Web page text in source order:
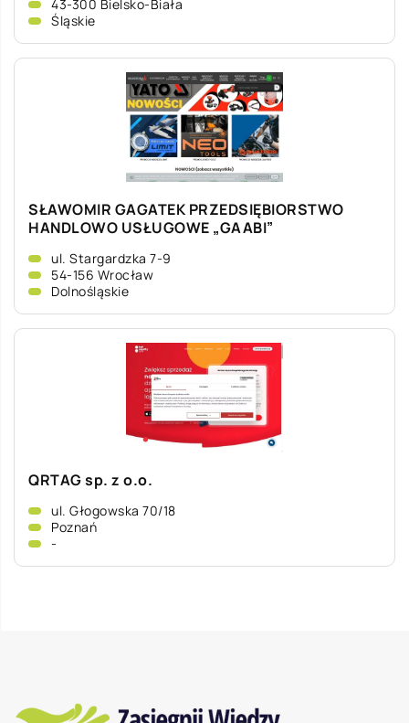
43-300 Bielsko-Biała
Śląskie
SŁAWOMIR GAGATEK PRZEDSIĘBIORSTWO
HANDLOWO USŁUGOWE „GAABI”
ul. Stargardzka 7-9
54-156 Wrocław
Dolnośląskie
QRTAG sp. z o.o.
ul. Głogowska 70/18
Poznań
-